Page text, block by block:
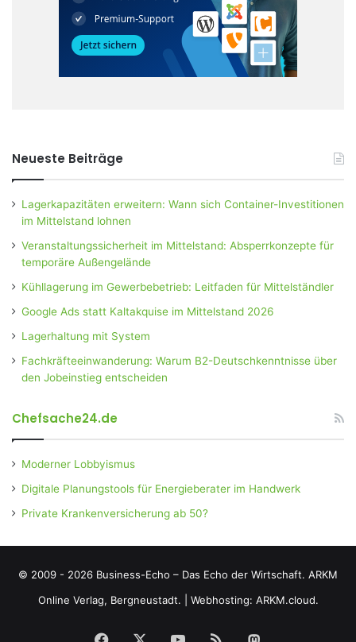
Neueste Beiträge
Lagerkapazitäten erweitern: Wann sich Container-Investitionen
im Mittelstand lohnen
Veranstaltungssicherheit im Mittelstand: Absperrkonzepte für
temporäre Außengelände
Kühllagerung im Gewerbebetrieb: Leitfaden für Mittelständler
Google Ads statt Kaltakquise im Mittelstand 2026
Lagerhaltung mit System
Fachkräfteeinwanderung: Warum B2-Deutschkenntnisse über
den Jobeinstieg entscheiden
Chefsache24.de
Moderner Lobbyismus
Digitale Planungstools für Energieberater im Handwerk
Private Krankenversicherung ab 50?
© 2009 - 2026 Business-Echo – Das Echo der Wirtschaft. ARKM
Online Verlag, Bergneustadt.
Webhosting: ARKM.cloud.